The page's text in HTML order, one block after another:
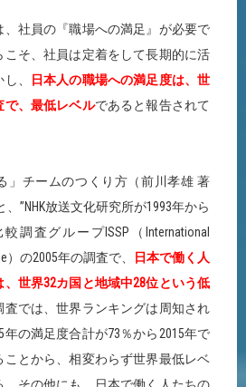
、社員の『職場への満足』が必要で
こそ、社員は定着をして長期的に活
、
日本人の職場への満足度は、世
で、最低レベルであると報告されて
」チームのつくり方（前川孝雄 著
”NHK放送文化研究所が1993年から
調査グループISSP（International
）の2005年の調査で、
日本で働く人
世界32カ国と地域中28位という低
査では、世界ランキングは周知され
年の満足度合計が73％から2015年で
ことから、相変わらず世界最低レベ
。その他にも、日本で働く人たちの